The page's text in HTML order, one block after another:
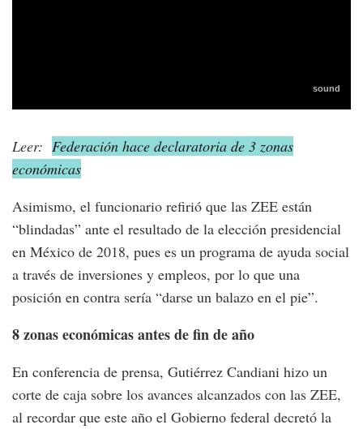
Leer: Federación hace declaratoria de 3 zonas
económicas
Asimismo, el funcionario refirió que las ZEE están
“blindadas” ante el resultado de la elección presidencial
en México de 2018, pues es un programa de ayuda social
a través de inversiones y empleos, por lo que una
posición en contra sería “darse un balazo en el pie”.
8 zonas económicas antes de fin de año
En conferencia de prensa, Gutiérrez Candiani hizo un
corte de caja sobre los avances alcanzados con las ZEE,
al recordar que este año el Gobierno federal decretó la